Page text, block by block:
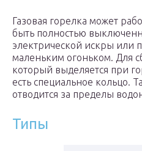
Газовая горелка может
быть полностью
электрической искры или
маленьким огоньком. Для
который выделяется при
есть специальное кольцо.
отводится за пределы
Типы